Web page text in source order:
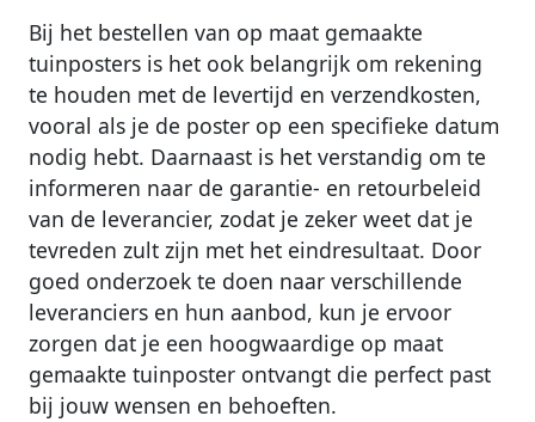
Bij het bestellen van op maat gemaakte
tuinposters is het ook belangrijk om rekening
te houden met de levertijd en verzendkosten,
vooral als je de poster op een specifieke datum
nodig hebt. Daarnaast is het verstandig om te
informeren naar de garantie- en retourbeleid
van de leverancier, zodat je zeker weet dat je
tevreden zult zijn met het eindresultaat. Door
goed onderzoek te doen naar verschillende
leveranciers en hun aanbod, kun je ervoor
zorgen dat je een hoogwaardige op maat
gemaakte tuinposter ontvangt die perfect past
bij jouw wensen en behoeften.